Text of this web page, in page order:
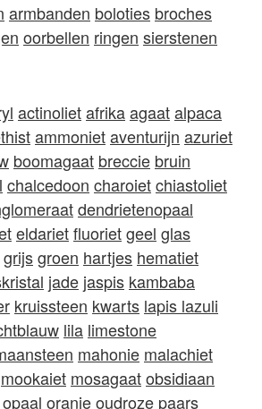
armbanden boloties broches
oorbellen ringen sierstenen
actinolietafrikaagaatalpaca
ammonietaventurijn azuriet
boomagaat breccie bruin
chalcedoon charoietchiastoliet
dendrietenopaal
eldarietfluorietgeel glas
grijsgroen hartjes hematiet
jade jaspis kambaba
kruissteen kwarts lapis lazuli
lila limestone
mahonie malachiet
mookaiet mosagaatobsidiaan
opaal oranjeoudroze paars